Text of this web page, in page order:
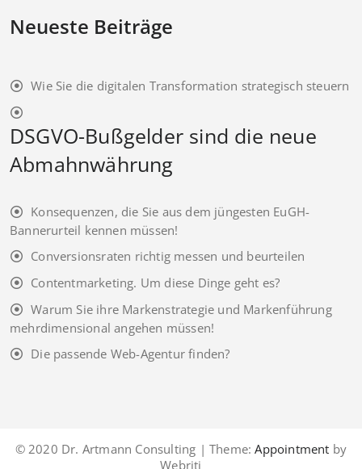
Neueste Beiträge
Wie Sie die digitalen Transformation strategisch steuern
DSGVO-Bußgelder sind die neue
Abmahnwährung
Konsequenzen, die Sie aus dem jüngesten EuGH-
Bannerurteil kennen müssen!
Conversionsraten richtig messen und beurteilen
Contentmarketing. Um diese Dinge geht es?
Warum Sie ihre Markenstrategie und Markenführung
mehrdimensional angehen müssen!
Die passende Web-Agentur finden?
© 2020 Dr. Artmann Consulting | Theme: Appointment by
Webriti